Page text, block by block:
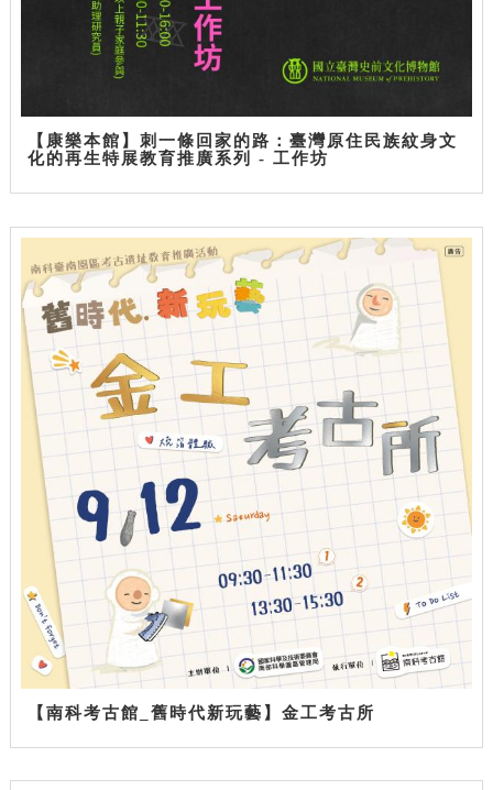
【康樂本館】刺一條回家的路：臺灣原住民族紋身文
化的再生特展教育推廣系列 - 工作坊
【南科考古館_舊時代新玩藝】金工考古所